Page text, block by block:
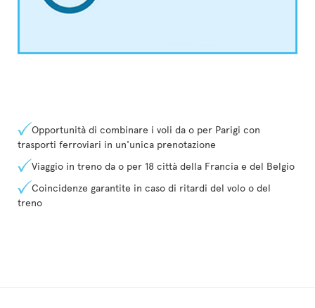
Opportunità di combinare i voli da o per Parigi con
trasporti ferroviari in un'unica prenotazione
Viaggio in treno da o per 18 città della Francia e del Belgio
Coincidenze garantite in caso di ritardi del volo o del
treno